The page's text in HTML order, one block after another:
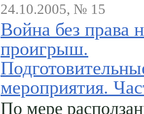
24.10.2005, № 15
Война без права
проигрыш.
мероприятия.
По мере